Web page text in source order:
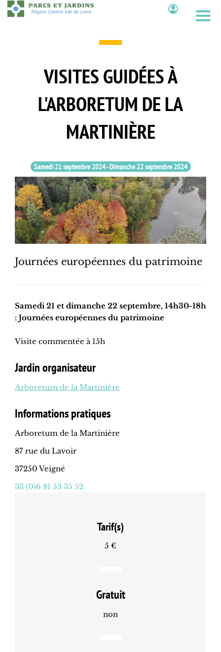
Aller
au
VISITES GUIDÉES À
L'ARBORETUM DE LA
MARTINIÈRE
Samedi 21 septembre 2024-Dimanche 22 septembre 2024
Journées européennes du patrimoine
Samedi 21 et dimanche 22 septembre, 14h30-18h
: Journées européennes du patrimoine
Visite commentée à 15h
Jardin organisateur
Arboretum de la Martinière
Informations pratiques
Arboretum de la Martinière
87 rue du Lavoir
37250 Veigné
33 (0)6 81 53 35 52
Tarif(s)
5 €
Gratuit
non